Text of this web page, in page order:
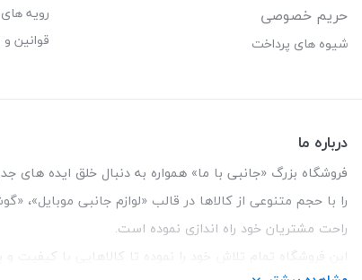
حریم خصوصی
شیوه های پرداخت
رویه های
قوانین
درباره ما
فروشگاه بزرگ «جانبی با ما» همواره به دنبال خلق ایده های
را با حجم متنوعی از کالاها در قالب «لوازم جانبی موبایل»،
راحت مشتریان خود راه اندازی نموده است.
این فروشگاه تمام تلاش خود را نموده تا کالاهایی با کیفیت